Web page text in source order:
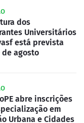
dos
Universitários
está prevista
de agosto
abre inscrições
em
Urbana e Cidades